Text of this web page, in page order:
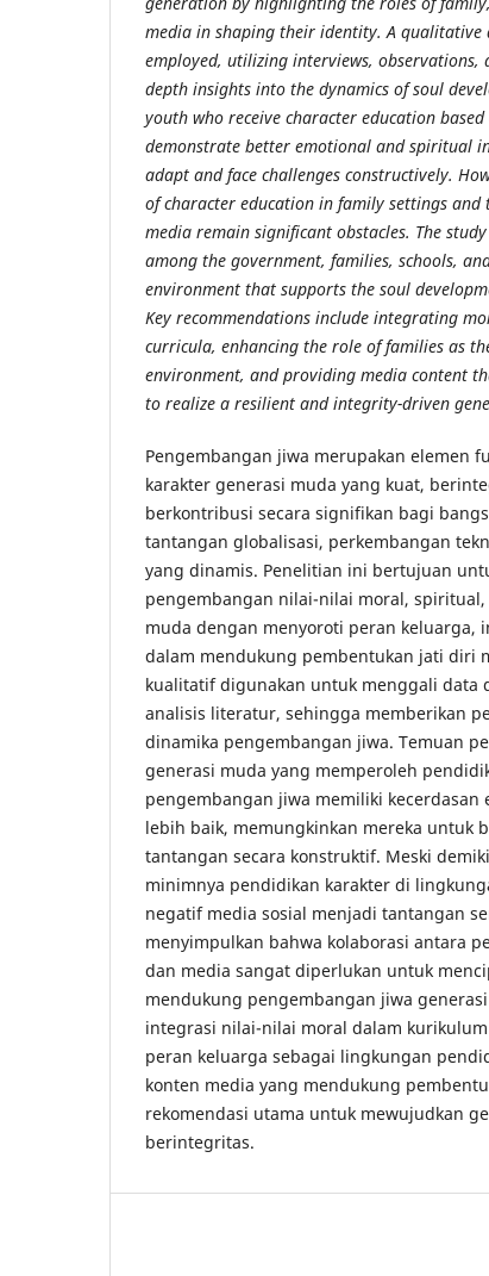
media in shaping their identity. A qualitative
employed, utilizing interviews,
depth insights into the dynamics of soul
youth who receive character education
demonstrate better emotional and spiritual
adapt and face challenges constructively.
of character education in family settings and
media remain significant obstacles. The
among the government, families, schools,
environment that supports the soul
Key recommendations include integrating
curricula, enhancing the role of families as
environment, and providing media content
to realize a resilient and integrity-driven
Pengembangan jiwa merupakan elemen
karakter generasi muda yang kuat,
berkontribusi secara signifikan bagi
tantangan globalisasi, perkembangan
yang dinamis. Penelitian ini bertujuan
pengembangan nilai-nilai moral,
muda dengan menyoroti peran keluarga,
dalam mendukung pembentukan jati diri
kualitatif digunakan untuk menggali data
analisis literatur, sehingga memberikan
dinamika pengembangan jiwa. Temuan
generasi muda yang memperoleh
pengembangan jiwa memiliki
lebih baik, memungkinkan mereka untuk
tantangan secara konstruktif. Meski
minimnya pendidikan karakter di
negatif media sosial menjadi tantangan
menyimpulkan bahwa kolaborasi antara
dan media sangat diperlukan untuk
mendukung pengembangan jiwa
integrasi nilai-nilai moral dalam
peran keluarga sebagai lingkungan
konten media yang mendukung
rekomendasi utama untuk mewujudkan
berintegritas.